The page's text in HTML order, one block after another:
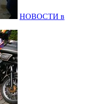
НОВОСТИ в